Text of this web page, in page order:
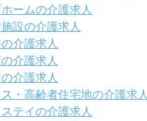
ームの介護求人
設の介護求人
介護求人
介護求人
介護求人
・高齢者住宅地の介護求人
テイの介護求人